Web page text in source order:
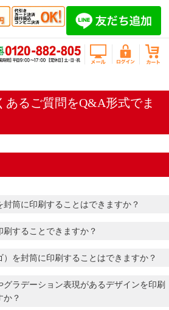
あるご質問をQ&A形式でま
筒に印刷することはできますか？
刷することできますか？
）を封筒に印刷することはできますか？
グラデーション表現があるデザインを印刷
か？